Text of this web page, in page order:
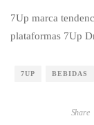
7Up marca
plataformas 7Up
7UP BEBIDAS
Share